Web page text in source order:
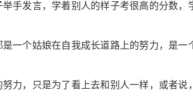
手发言，学着别人的样子考很高的分数
一个姑娘在自我成长道路上的努力，是一
力，只是为了看上去和别人一样，或者